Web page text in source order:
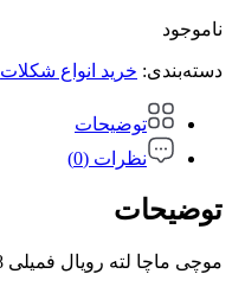
ناموجود
دسته‌بندی: خرید انواع شکلات
توضیحات
نظرات (0)
توضیحات
موچی ماچا لته رویال فمیلی 8 عددی